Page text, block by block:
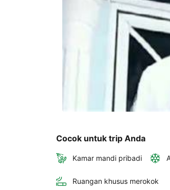
pemesanan
Cocok untuk trip Anda
Kamar mandi pribadi
Ruangan khusus merokok